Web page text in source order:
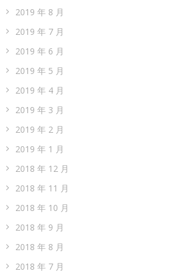
2019 年 8 月
2019 年 7 月
2019 年 6 月
2019 年 5 月
2019 年 4 月
2019 年 3 月
2019 年 2 月
2019 年 1 月
2018 年 12 月
2018 年 11 月
2018 年 10 月
2018 年 9 月
2018 年 8 月
2018 年 7 月